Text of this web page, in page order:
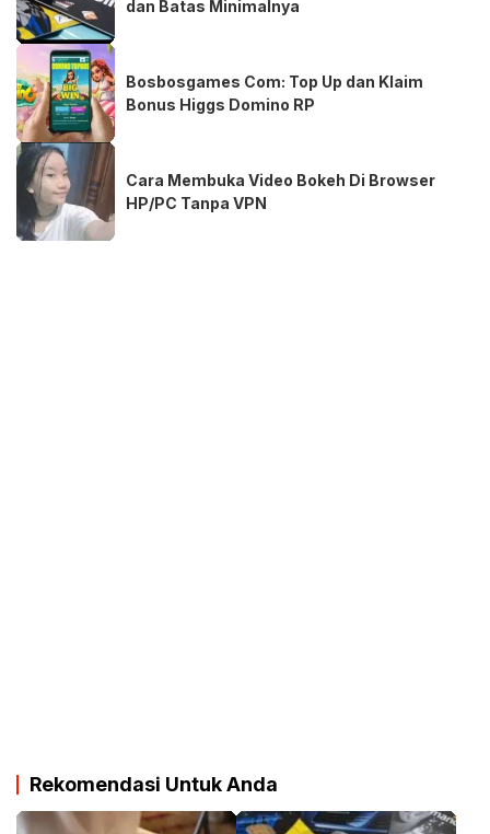
dan Batas Minimalnya
Bosbosgames Com: Top Up dan Klaim
Bonus Higgs Domino RP
Cara Membuka Video Bokeh Di Browser
HP/PC Tanpa VPN
Rekomendasi Untuk Anda